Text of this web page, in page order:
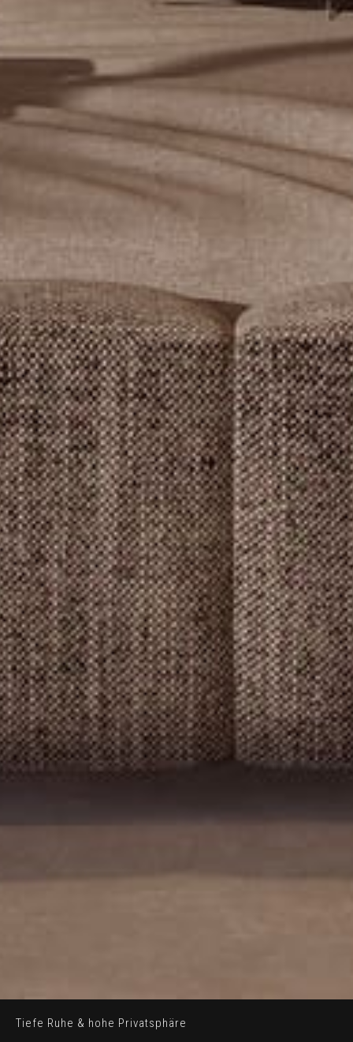
Tiefe Ruhe & hohe Privatsphäre